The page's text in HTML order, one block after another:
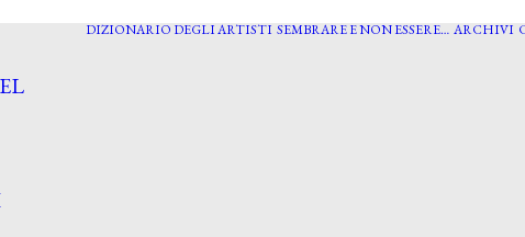
DIZIONARIO DEGLI ARTISTI SEMBRARE E NON ESSERE… ARCHIVI